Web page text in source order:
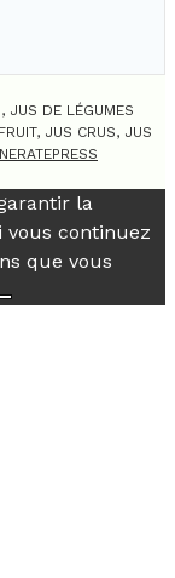
JUS DE LÉGUMES
JUS CRUS, JUS
la
vous continuez
que vous